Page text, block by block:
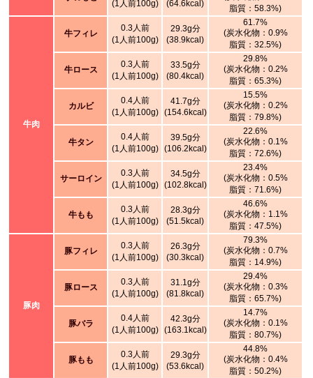
(1人前100g) (64.6kcal)
脂質：58.3%)
牛肉
牛フィレ
0.3人前
(1人前100g)
29.3g分
(38.9kcal)
61.7%
(炭水化物：0.9%
脂質：32.5%)
牛ロース
0.3人前
(1人前100g)
33.5g分
(80.4kcal)
29.8%
(炭水化物：0.2%
脂質：65.3%)
カルビ
0.4人前
(1人前100g)
41.7g分
(154.6kcal)
15.5%
(炭水化物：0.2%
脂質：79.8%)
牛タン
0.4人前
(1人前100g)
39.5g分
(106.2kcal)
22.6%
(炭水化物：0.1%
脂質：72.6%)
サーロイン
0.3人前
(1人前100g)
34.5g分
(102.8kcal)
23.4%
(炭水化物：0.5%
脂質：71.6%)
牛もも
0.3人前
(1人前100g)
28.3g分
(51.5kcal)
46.6%
(炭水化物：1.1%
脂質：47.5%)
豚肉
豚フィレ
0.3人前
(1人前100g)
26.3g分
(30.3kcal)
79.3%
(炭水化物：0.7%
脂質：14.9%)
豚ロース
0.3人前
(1人前100g)
31.1g分
(81.8kcal)
29.4%
(炭水化物：0.3%
脂質：65.7%)
豚バラ
0.4人前
(1人前100g)
42.3g分
(163.1kcal)
14.7%
(炭水化物：0.1%
脂質：80.7%)
豚もも
0.3人前
(1人前100g)
29.3g分
(53.6kcal)
44.8%
(炭水化物：0.4%
脂質：50.2%)